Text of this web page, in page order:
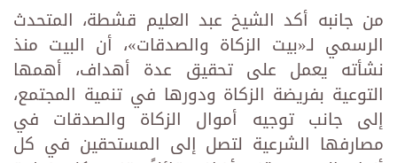
من جانبه أكد الشيخ عبد العليم قشطة، المتحدث
الرسمي لـ«بيت الزكاة والصدقات»، أن البيت منذ
نشأته يعمل على تحقيق عدة أهداف، أهمها
التوعية بفريضة الزكاة ودورها في تنمية المجتمع،
إلى جانب توجيه أموال الزكاة والصدقات في
مصارفها الشرعية لتصل إلى المستحقين في كل